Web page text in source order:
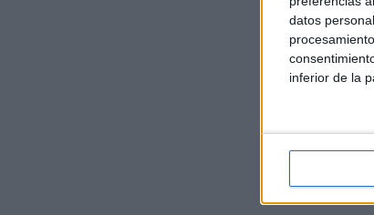
datos
inferior de la